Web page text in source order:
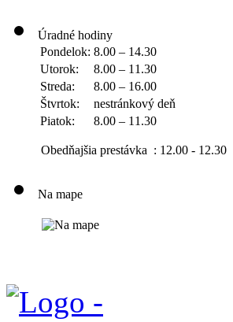
Úradné hodiny
Pondelok: 8.00 – 14.30
Utorok:
8.00 – 11.30
Streda:
8.00 – 16.00
Štvrtok:
nestránkový deň
Piatok:
8.00 – 11.30
Obedňajšia prestávka : 12.00 - 12.30
Na mape